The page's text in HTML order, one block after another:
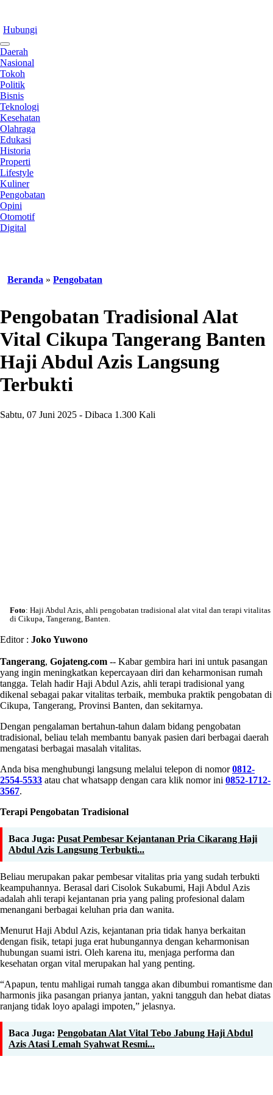
Hubungi
Daerah
Nasional
Tokoh
Politik
Bisnis
Teknologi
Kesehatan
Olahraga
Edukasi
Historia
Properti
Lifestyle
Kuliner
Pengobatan
Opini
Otomotif
Digital
Beranda » Pengobatan
Pengobatan Tradisional Alat
Vital Cikupa Tangerang Banten
Haji Abdul Azis Langsung
Terbukti
Sabtu, 07 Juni 2025 - Dibaca 1.300 Kali
Foto: Haji Abdul Azis, ahli pengobatan tradisional alat vital dan terapi vitalitas
di Cikupa, Tangerang, Banten.
Editor : Joko Yuwono
Tangerang, Gojateng.com -- Kabar gembira hari ini untuk pasangan
yang ingin meningkatkan kepercayaan diri dan keharmonisan rumah
tangga. Telah hadir Haji Abdul Azis, ahli terapi tradisional yang
dikenal sebagai pakar vitalitas terbaik, membuka praktik pengobatan di
Cikupa, Tangerang, Provinsi Banten, dan sekitarnya.
Dengan pengalaman bertahun-tahun dalam bidang pengobatan
tradisional, beliau telah membantu banyak pasien dari berbagai daerah
mengatasi berbagai masalah vitalitas.
Anda bisa menghubungi langsung melalui telepon di nomor0812-
2554-5533 atau chat whatsapp dengan cara klik nomor ini 0852-1712-
3567.
Terapi Pengobatan Tradisional
Baca Juga: Pusat Pembesar Kejantanan Pria Cikarang Haji
Abdul Azis Langsung Terbukti...
Beliau merupakan pakar pembesar vitalitas pria yang sudah terbukti
keampuhannya. Berasal dari Cisolok Sukabumi, Haji Abdul Azis
adalah ahli terapi kejantanan pria yang paling profesional dalam
menangani berbagai keluhan pria dan wanita.
Menurut Haji Abdul Azis, kejantanan pria tidak hanya berkaitan
dengan fisik, tetapi juga erat hubungannya dengan keharmonisan
hubungan suami istri. Oleh karena itu, menjaga performa dan
kesehatan organ vital merupakan hal yang penting.
“Apapun, tentu mahligai rumah tangga akan dibumbui romantisme dan
harmonis jika pasangan prianya jantan, yakni tangguh dan hebat diatas
ranjang tidak loyo apalagi impoten,” jelasnya.
Baca Juga: Pengobatan Alat Vital Tebo Jabung Haji Abdul
Azis Atasi Lemah Syahwat Resmi...